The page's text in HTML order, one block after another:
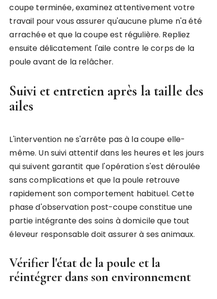
coupe terminée, examinez attentivement votre
travail pour vous assurer qu'aucune plume n'a été
arrachée et que la coupe est régulière. Repliez
ensuite délicatement l'aile contre le corps de la
poule avant de la relâcher.
Suivi et entretien après la taille des
ailes
L'intervention ne s'arrête pas à la coupe elle-
même. Un suivi attentif dans les heures et les jours
qui suivent garantit que l'opération s'est déroulée
sans complications et que la poule retrouve
rapidement son comportement habituel. Cette
phase d'observation post-coupe constitue une
partie intégrante des soins à domicile que tout
éleveur responsable doit assurer à ses animaux.
Vérifier l'état de la poule et la
réintégrer dans son environnement